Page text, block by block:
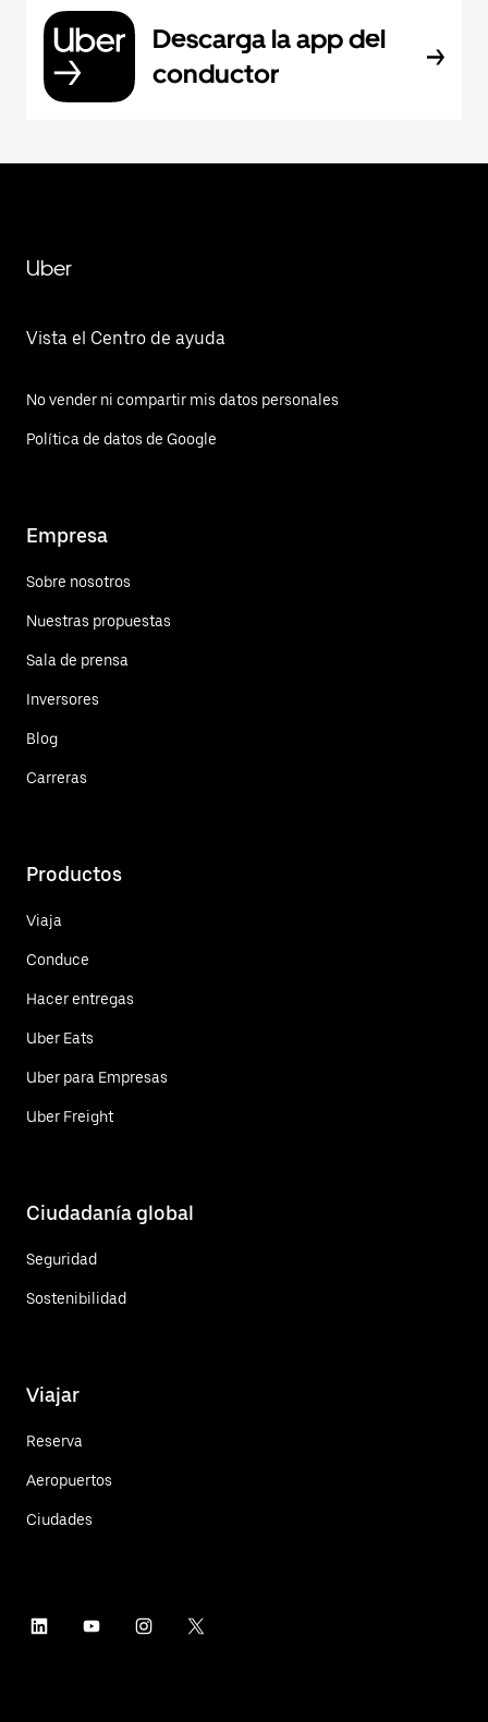
Descarga la app del
conductor
Uber
Vista el Centro de ayuda
No vender ni compartir mis datos personales
Política de datos de Google
Empresa
Sobre nosotros
Nuestras propuestas
Sala de prensa
Inversores
Blog
Carreras
Productos
Viaja
Conduce
Hacer entregas
Uber Eats
Uber para Empresas
Uber Freight
Ciudadanía global
Seguridad
Sostenibilidad
Viajar
Reserva
Aeropuertos
Ciudades